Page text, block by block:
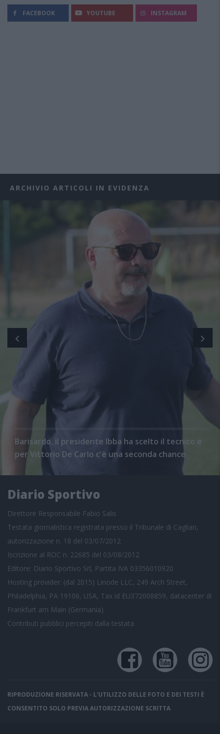
FACEBOOK YOUTUBE INSTAGRAM
ARCHIVIO ARTICOLI IN EVIDENZA
Barisardo, il presidente Ibba ha scelto il tecnico e
per Vittorio De Carlo c'è una seconda chance
Diario Sportivo
Direttore Responsabile Fabio Salis
Testata giornalistica registrata presso il Tribunale di Cagliari,
autorizzazione n. 18 del 03/07/2012
Iscrizione al ROC n. 22685 del 03/08/2012
Editore: Diario Sportivo Srl, Partita IVA 03356010920
Hosting provider: (dal 2015) Linode LLC, 249 Arch Street,
Philadelphia, PA 19106, USA, Tax id EU372008859, datacenter di
Frankfurt am Main (Germania)
Contributi pubblici percepiti dalla testata
RIPRODUZIONE RISERVATA - L'UTILIZZO DELLE FOTO E DEI TESTI È
CONSENTITO SOLO PREVIA AUTORIZZAZIONE SCRITTA